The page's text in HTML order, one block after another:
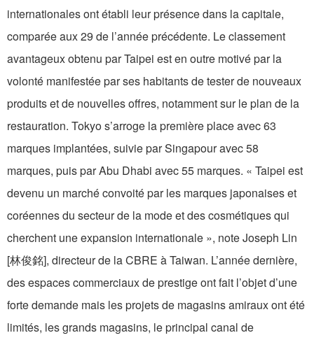
internationales ont établi leur présence dans la capitale,
comparée aux 29 de l’année précédente. Le classement
avantageux obtenu par Taipei est en outre motivé par la
volonté manifestée par ses habitants de tester de nouveaux
produits et de nouvelles offres, notamment sur le plan de la
restauration. Tokyo s’arroge la première place avec 63
marques implantées, suivie par Singapour avec 58
marques, puis par Abu Dhabi avec 55 marques. « Taipei est
devenu un marché convoité par les marques japonaises et
coréennes du secteur de la mode et des cosmétiques qui
cherchent une expansion internationale », note Joseph Lin
[林俊銘], directeur de la CBRE à Taiwan. L’année dernière,
des espaces commerciaux de prestige ont fait l’objet d’une
forte demande mais les projets de magasins amiraux ont été
limités, les grands magasins, le principal canal de